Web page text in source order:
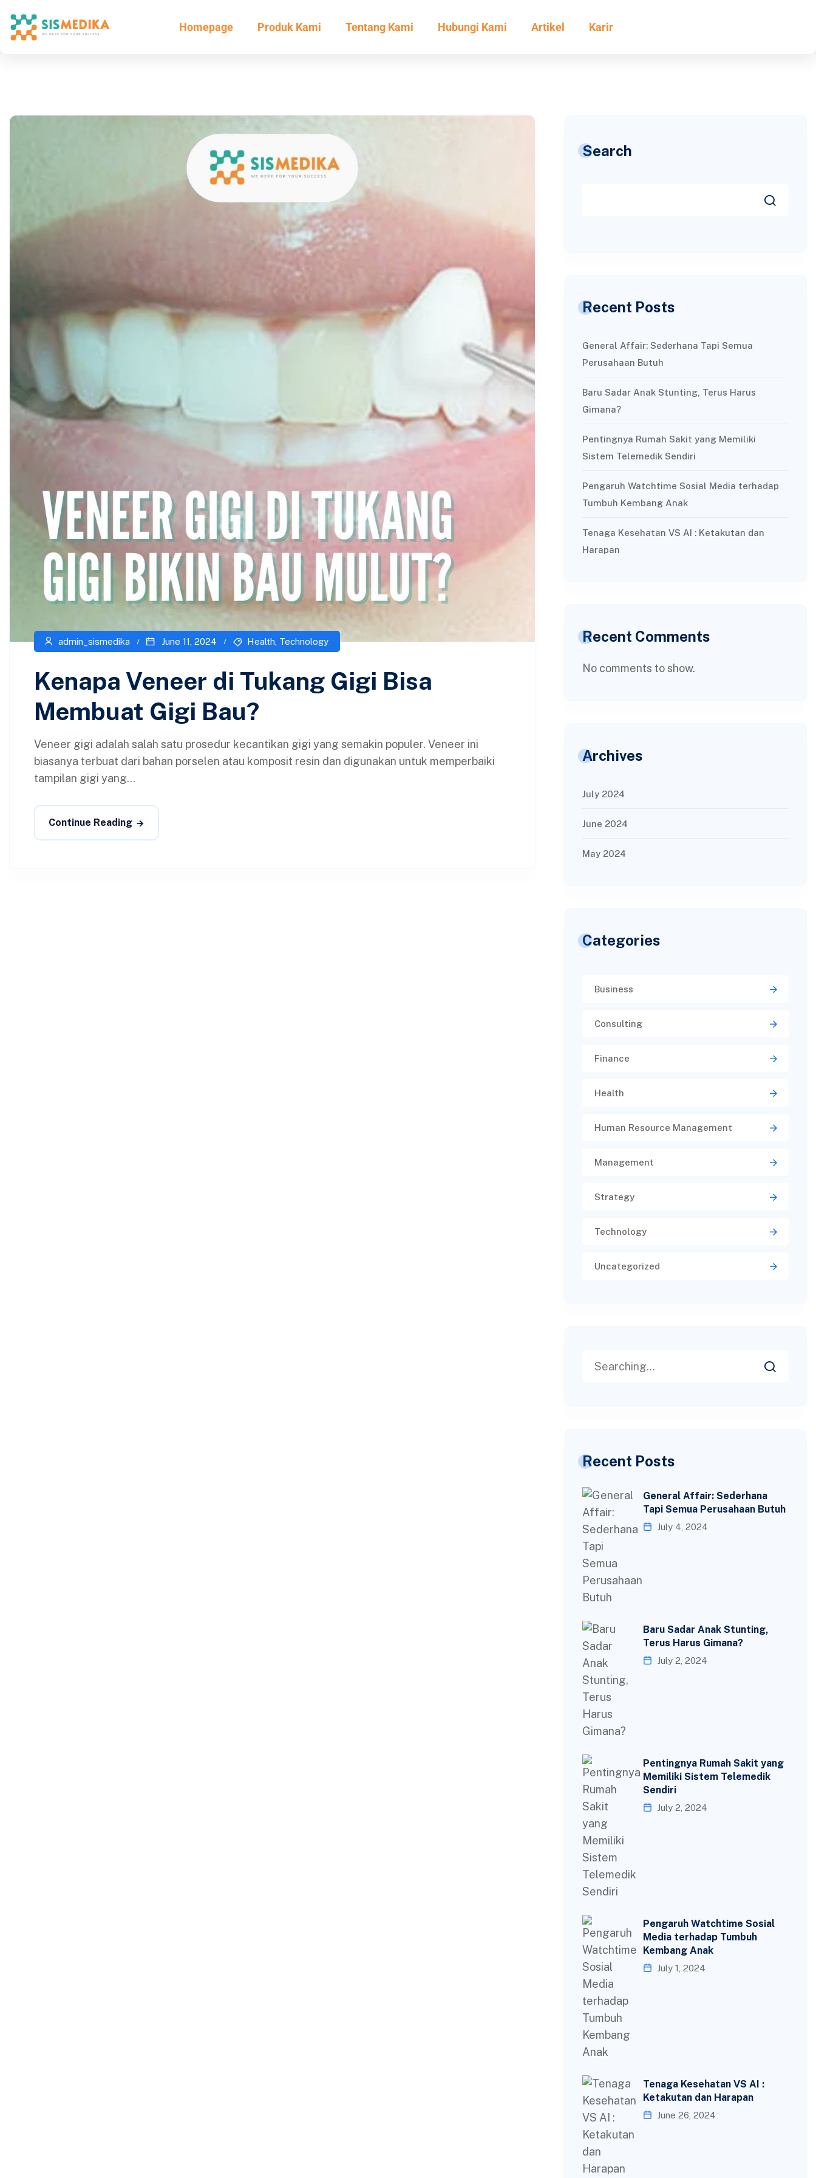
Homepage Produk Kami Tentang Kami Hubungi Kami Artikel Karir
admin_sismedika June 11, 2024 Health Technology
Kenapa Veneer di Tukang Gigi Bisa
Membuat Gigi Bau?
Veneer gigi adalah salah satu prosedur kecantikan gigi yang semakin populer. Veneer ini
biasanya terbuat dari bahan porselen atau komposit resin dan digunakan untuk memperbaiki
tampilan gigi yang...
Continue Reading
Search
Recent Posts
General Affair: Sederhana Tapi Semua
Perusahaan Butuh
Baru Sadar Anak Stunting, Terus Harus
Gimana?
Pentingnya Rumah Sakit yang Memiliki
Sistem Telemedik Sendiri
Pengaruh Watchtime Sosial Media terhadap
Tumbuh Kembang Anak
Tenaga Kesehatan VS AI : Ketakutan dan
Harapan
Recent Comments
No comments to show.
Archives
July 2024
June 2024
May 2024
Categories
Business
Consulting
Finance
Health
Human Resource Management
Management
Strategy
Technology
Uncategorized
Recent Posts
General Affair: Sederhana
Tapi Semua Perusahaan Butuh
July 4, 2024
Baru Sadar Anak Stunting,
Terus Harus Gimana?
July 2, 2024
Pentingnya Rumah Sakit yang
Memiliki Sistem Telemedik
Sendiri
July 2, 2024
Pengaruh Watchtime Sosial
Media terhadap Tumbuh
Kembang Anak
July 1, 2024
Tenaga Kesehatan VS AI :
Ketakutan dan Harapan
June 26, 2024